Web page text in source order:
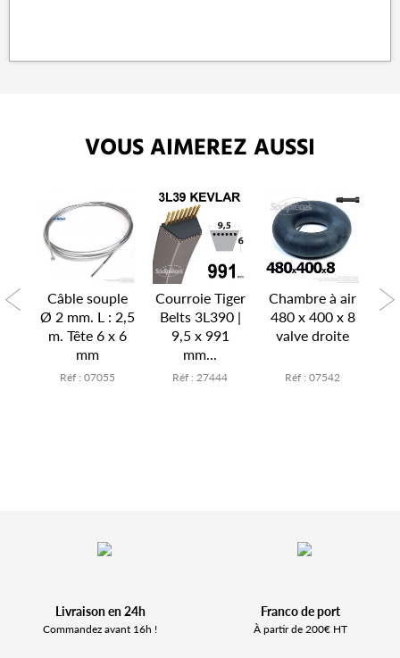
VOUS AIMEREZ AUSSI
Câble souple
Ø 2 mm. L : 2,5
m. Tête 6 x 6
mm
Réf : 07055
Courroie Tiger
Belts 3L390 |
9,5 x 991
mm...
Réf : 27444
Chambre à air
480 x 400 x 8
valve droite
Réf : 07542
Livraison en 24h
Commandez avant 16h !
Franco de port
À partir de 200€ HT